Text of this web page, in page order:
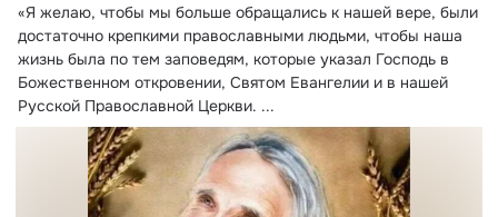
«Я желаю, чтобы мы больше обращались к нашей вере, были
достаточно крепкими православными людьми, чтобы наша
жизнь была по тем заповедям, которые указал Господь в
Божественном откровении, Святом Евангелии и в нашей
Русской Православной Церкви. ...